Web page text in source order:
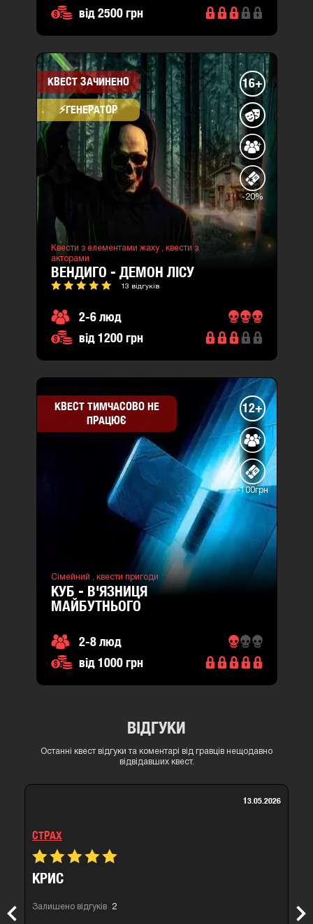
від 2500 грн
КВЕСТ ЗАЧИНЕНО
⚡​ГЕНЕРАТОР
16+
-20%
Квести з елементами жаху , квести з
акторами
ВЕНДИГО - ДЕМОН ЛІСУ
13 відгуків
2-6 люд
від 1200 грн
КВЕСТ ТИМЧАСОВО НЕ
ПРАЦЮЄ
12+
-100грн
Сімейний , квести пригоди
КУБ - В'ЯЗНИЦЯ
МАЙБУТНЬОГО
2-8 люд
від 1000 грн
ВІДГУКИ
Останні квест відгуки та коментарі від гравців нещодавно
відвідавших квест.
Previous
СТРАХ
КРИС
Залишено відгуків 2
13.05.2026